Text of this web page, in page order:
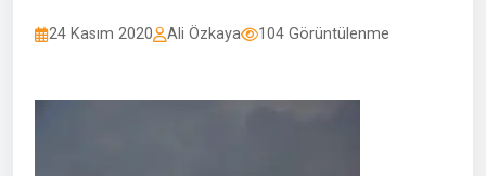
24 Kasım 2020 Ali Özkaya 104 Görüntülenme